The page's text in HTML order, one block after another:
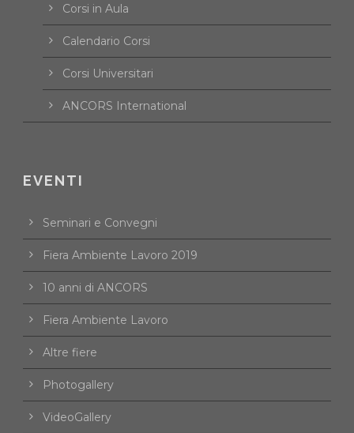
Corsi in Aula
Calendario Corsi
Corsi Universitari
ANCORS International
EVENTI
Seminari e Convegni
Fiera Ambiente Lavoro 2019
10 anni di ANCORS
Fiera Ambiente Lavoro
Altre fiere
Photogallery
VideoGallery